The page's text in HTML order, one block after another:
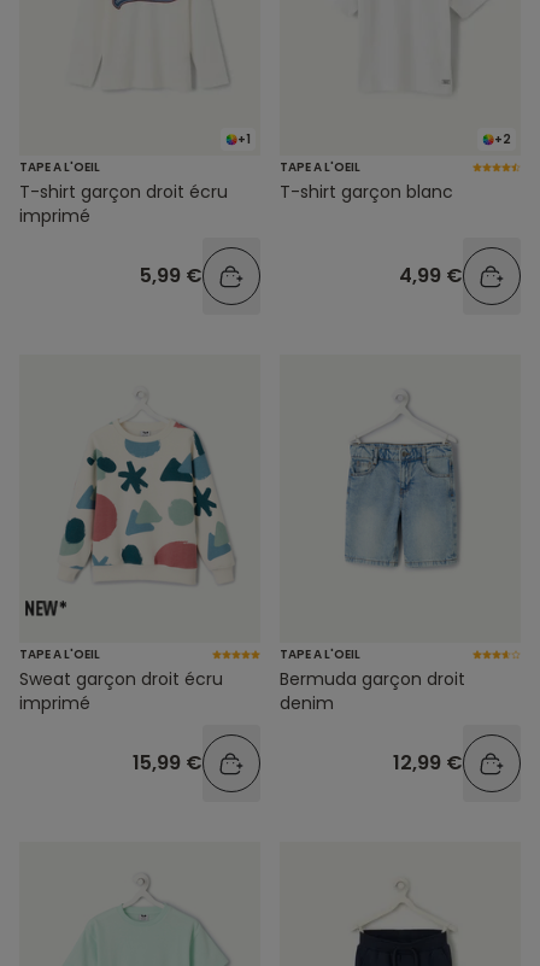
+1
TAPE A L'OEIL
T-shirt garçon droit écru
imprimé
5,99 €
+2
TAPE A L'OEIL
T-shirt garçon blanc
4,99 €
TAPE A L'OEIL
Sweat garçon droit écru
imprimé
15,99 €
TAPE A L'OEIL
Bermuda garçon droit
denim
12,99 €